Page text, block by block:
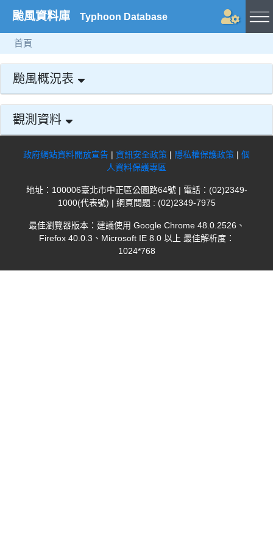
颱風資料庫 Typhoon Database
首頁
颱風概況表
觀測資料
政府網站資料開放宣告 | 資訊安全政策 | 隱私權保護政策 | 個
人資料保護專區
地址：100006臺北市中正區公園路64號 | 電話：(02)2349-
1000(代表號) | 網頁問題 : (02)2349-7975
最佳瀏覽器版本：建議使用 Google Chrome 48.0.2526、
Firefox 40.0.3、Microsoft IE 8.0 以上 最佳解析度：
1024*768